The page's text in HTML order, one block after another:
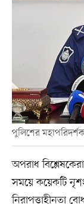
পুলিশের
অপরাধ
সময়ে কয়েকটি
নিরাপত্তাহীনতা